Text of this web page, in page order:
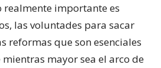
realmente importante es
las voluntades para sacar
reformas que son esenciales
mientras mayor sea el arco de